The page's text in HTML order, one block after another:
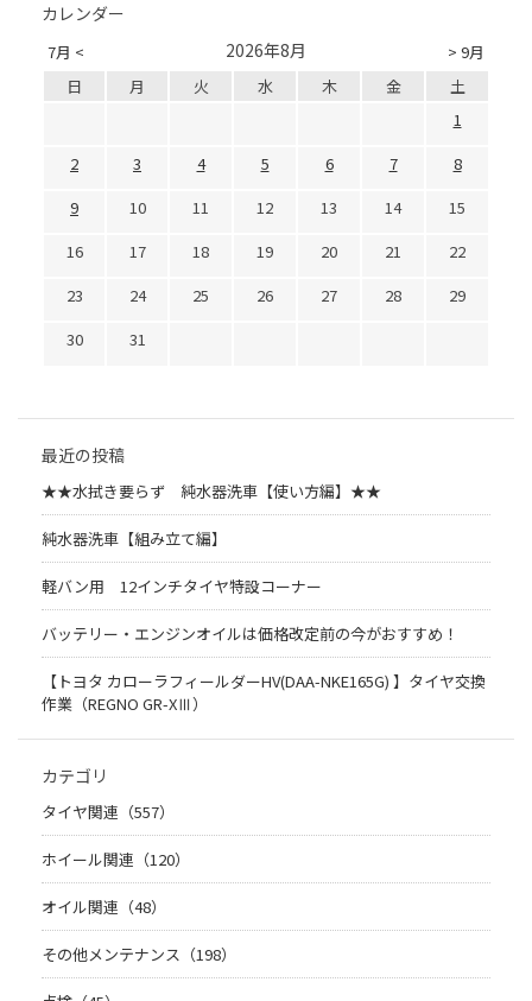
カレンダー
7月 < > 9月
2026年8月
日 月 火 水 木 金
土
1
2
3 4 5 6 7
8
9
10 11 12 13 14
15
16
17 18 19 20 21
22
23
24 25 26 27 28
29
30
31
最近の投稿
★★水拭き要らず 純水器洗車【使い方編】★★
純水器洗車【組み立て編】
軽バン用 12インチタイヤ特設コーナー
バッテリー・エンジンオイルは価格改定前の今がおすすめ！
【トヨタ カローラフィールダーHV(DAA-NKE165G) 】タイヤ交換
作業（REGNO GR-XⅢ）
カテゴリ
タイヤ関連（557）
ホイール関連（120）
オイル関連（48）
その他メンテナンス（198）